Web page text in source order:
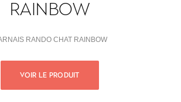
RAINBOW
RANDO CHAT RAINBOW
VOIR LE PRODUIT